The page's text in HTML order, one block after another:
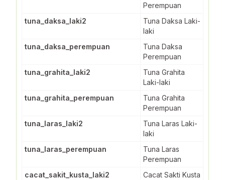
Perempuan
tuna_daksa_laki2
Tuna Daksa Laki-
laki
tuna_daksa_perempuan
Tuna Daksa
Perempuan
tuna_grahita_laki2
Tuna Grahita
Laki-laki
tuna_grahita_perempuan
Tuna Grahita
Perempuan
tuna_laras_laki2
Tuna Laras Laki-
laki
tuna_laras_perempuan
Tuna Laras
Perempuan
cacat_sakit_kusta_laki2
Cacat Sakti Kusta